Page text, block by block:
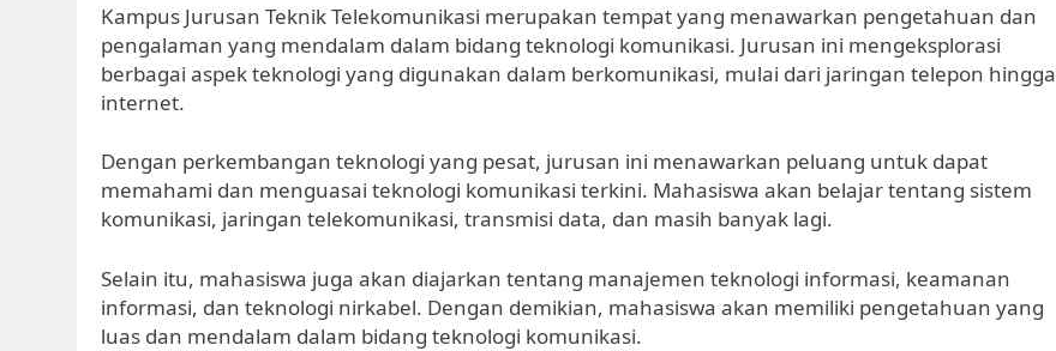
Kampus Jurusan Teknik Telekomunikasi merupakan tempat yang menawarkan pengetahuan dan
pengalaman yang mendalam dalam bidang teknologi komunikasi. Jurusan ini mengeksplorasi
berbagai aspek teknologi yang digunakan dalam berkomunikasi, mulai dari jaringan telepon hingga
internet.
Dengan perkembangan teknologi yang pesat, jurusan ini menawarkan peluang untuk dapat
memahami dan menguasai teknologi komunikasi terkini. Mahasiswa akan belajar tentang sistem
komunikasi, jaringan telekomunikasi, transmisi data, dan masih banyak lagi.
Selain itu, mahasiswa juga akan diajarkan tentang manajemen teknologi informasi, keamanan
informasi, dan teknologi nirkabel. Dengan demikian, mahasiswa akan memiliki pengetahuan yang
luas dan mendalam dalam bidang teknologi komunikasi.